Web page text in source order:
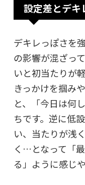
設定差とデキ
デキレっぽさを
の影響が混ざっ
いと初当たりが
きっかけを掴み
と、「今日は何
ちです。逆に低
い、当たりが浅
く…となって「
る」ように感じ